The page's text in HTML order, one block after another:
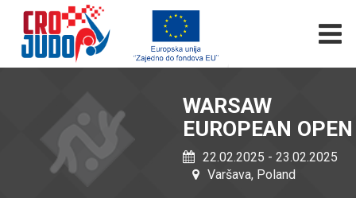
WARSAW
EUROPEAN OPEN
22.02.2025 - 23.02.2025
Varšava, Poland